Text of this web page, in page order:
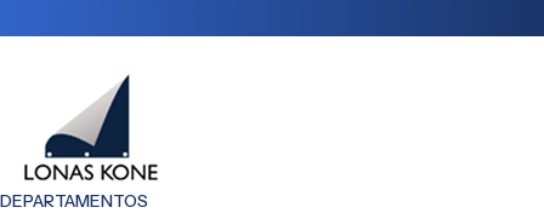
DEPARTAMENTOS